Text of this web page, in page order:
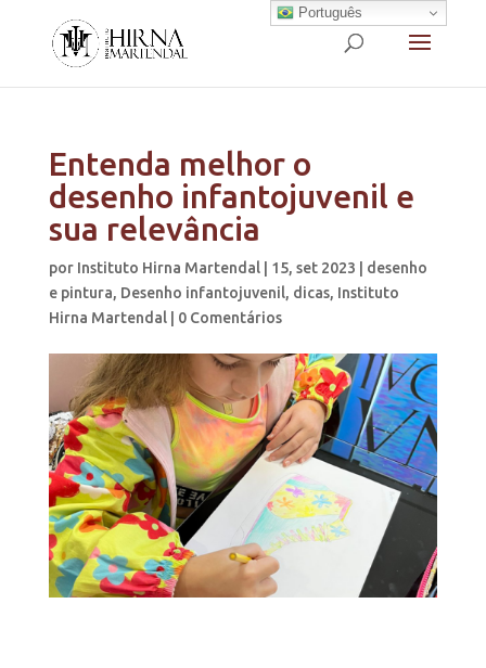
Entenda melhor o
desenho infantojuvenil e
sua relevância
por Instituto Hirna Martendal| 15, set 2023
desenho
e pintura, Desenho infantojuvenil, dicas, Instituto
Hirna Martendal| 0 Comentários
Português